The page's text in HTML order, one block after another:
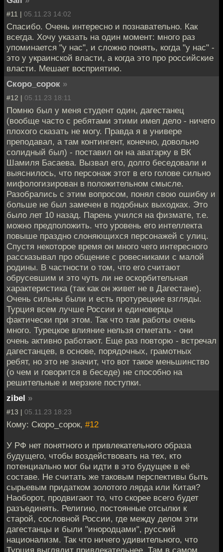
#11 | 05.11.23 14:02
Спасибо. Очень интересно и познавательно. Как
всегда. Хочу указать на один момент: много раз
упоминается "у нас", и сложно понять, когда "у нас" -
это у украинской власти, а когда это про российские
власти. Мешает восприятию.
Скоро_сорок »
#12 | 05.11.23 18:11
Помню был у меня студент один, дагестанец
(вообще часто с ребятами этими имел дело - ничего
плохого сказать не могу. Правда я в универе
преподавал, а там контингент, конечно, довольно
солидный был) - поставил он на аватарку в ВК
Шамиля Басаева. Вызвал его, долго беседовали и
выяснилось, что персонаж этот в его голове сильно
мифологизирован в положительном смысле.
Разобрались с этим вопросом, понял свою ошибку и
больше не был замечен в подобных выходках. Это
было лет 10 назад. Парень учился на физмате, т.е.
можно предположить. что уровень его интеллекта
повыше праздно слоняющихся персонажей с улиц.
Спустя некоторое время он много чего интересного
рассказывал про общение с ровесниками с малой
родины. В частности о том, что его считают
обрусевшим и это чуть ли не оскорбительная
характеристика (так как он живет не в Дагестане).
Очень сильны были и есть протурецкие взгляды.
Турция всем лучше России и единоверцы
фактически при этом. Так что там работы очень
много. Турецкое влияние нельзя отметать - они
очень активно работают. Еще раз повторю - встречал
дагестанцев, в основе, порядочных, грамотных
ребят, но это не значит, что вот такое меньшинство
(о чем и говорится в беседе) не способно на
решительные и мерзкие поступки.
zibel »
#13 | 05.11.23 18:23
Кому: Скоро_сорок, #12
У РФ нет понятного и привлекательного образа
будущего, чтобы воздействовать на тех, кто
потенциально мог бы идти в это будущее в её
составе. Не считать же таковым перспективы быть
сырьевым придатком золотого лярда или Китая?
Наоборот, продвигают то, что скорее всего будет
разъединять. Религию, постоянные отсылки к
старой, сословной России, где между делом эти
дагестанцы и были "инородцами", русский
национализм. Так что ничего удивительного, что